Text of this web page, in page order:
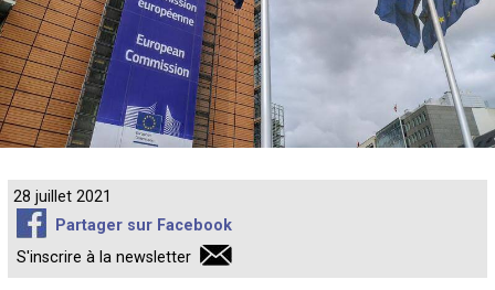
28 juillet 2021
Partager sur Facebook
S'inscrire à la newsletter